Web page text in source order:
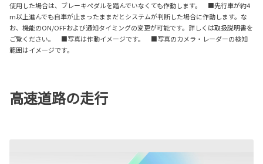
使用した場合は、ブレーキペダルを踏んでいなくても作動します。 ■先行車が約4
m以上進んでも自車が止まったままだとシステムが判断した場合に作動します。な
お、機能のON/OFFおよび通知タイミングの変更が可能です。詳しくは取扱説明書を
ご覧ください。 ■写真は作動イメージです。 ■写真のカメラ・レーダーの検知
範囲はイメージです。
高速道路の走行